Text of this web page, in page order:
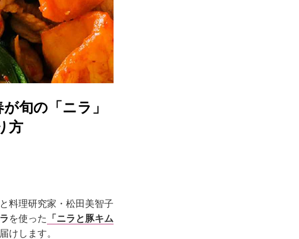
旬の「ニラ」
方
料理研究家・松田美智子
を使った
「ニラと豚キム
けします。